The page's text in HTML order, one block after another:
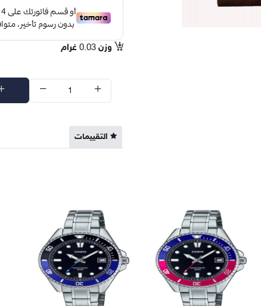
وزن 0.03 غرام
التقييمات